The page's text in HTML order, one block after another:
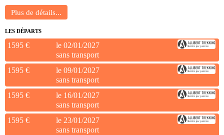
LES DÉPARTS
1595 €
le 02/01/2027
sans transport
1595 €
le 09/01/2027
sans transport
1595 €
le 16/01/2027
sans transport
1595 €
le 23/01/2027
sans transport